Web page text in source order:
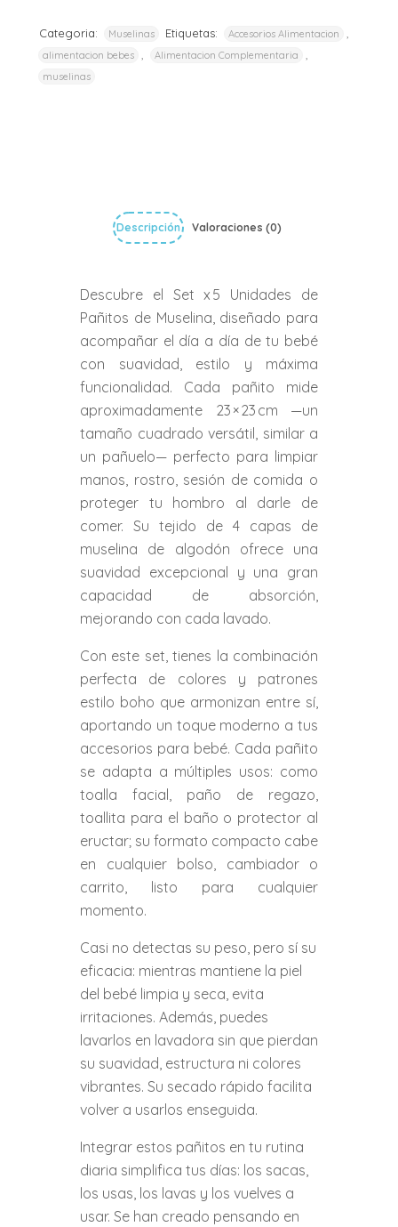
Categoria: Muselinas Etiquetas: Accesorios Alimentacion
alimentacion bebes Alimentacion Complementaria
muselinas
Descripción Valoraciones (0)
Descubre el Set x 5 Unidades de
Pañitos de Muselina, diseñado para
acompañar el día a día de tu bebé
con suavidad, estilo y máxima
funcionalidad. Cada pañito mide
aproximadamente 23 × 23 cm —un
tamaño cuadrado versátil, similar a
un pañuelo— perfecto para limpiar
manos, rostro, sesión de comida o
proteger tu hombro al darle de
comer. Su tejido de 4 capas de
muselina de algodón ofrece una
suavidad excepcional y una gran
capacidad de absorción,
mejorando con cada lavado.
Con este set, tienes la combinación
perfecta de colores y patrones
estilo boho que armonizan entre sí,
aportando un toque moderno a tus
accesorios para bebé. Cada pañito
se adapta a múltiples usos: como
toalla facial, paño de regazo,
toallita para el baño o protector al
eructar; su formato compacto cabe
en cualquier bolso, cambiador o
carrito, listo para cualquier
momento.
Casi no detectas su peso, pero sí su
eficacia: mientras mantiene la piel
del bebé limpia y seca, evita
irritaciones. Además, puedes
lavarlos en lavadora sin que pierdan
su suavidad, estructura ni colores
vibrantes. Su secado rápido facilita
volver a usarlos enseguida.
Integrar estos pañitos en tu rutina
diaria simplifica tus días: los sacas,
los usas, los lavas y los vuelves a
usar. Se han creado pensando en